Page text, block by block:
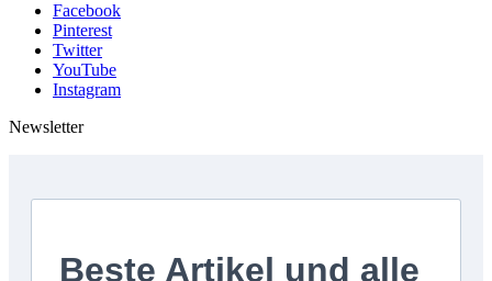
Facebook
Pinterest
Twitter
YouTube
Instagram
Newsletter